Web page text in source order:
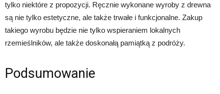
tylko niektóre z propozycji. Ręcznie wykonane wyroby z drewna
są nie tylko estetyczne, ale także trwałe i funkcjonalne. Zakup
takiego wyrobu będzie nie tylko wspieraniem lokalnych
rzemieślników, ale także doskonałą pamiątką z podróży.
Podsumowanie